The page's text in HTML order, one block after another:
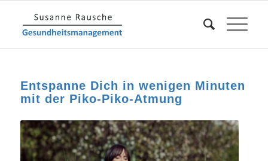
Entspanne Dich in wenigen Minuten
mit der Piko-Piko-Atmung